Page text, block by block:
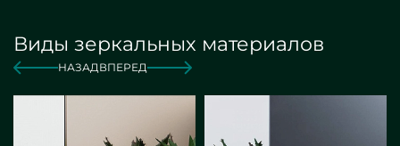
Виды зеркальных материалов
НАЗАДВПЕРЕД